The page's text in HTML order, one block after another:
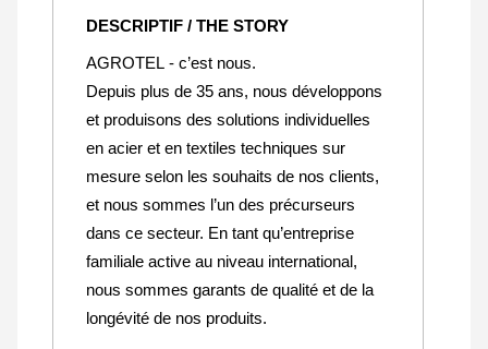
DESCRIPTIF / THE STORY
AGROTEL - c’est nous.
Depuis plus de 35 ans, nous développons
et produisons des solutions individuelles
en acier et en textiles techniques sur
mesure selon les souhaits de nos clients,
et nous sommes l’un des précurseurs
dans ce secteur. En tant qu’entreprise
familiale active au niveau international,
nous sommes garants de qualité et de la
longévité de nos produits.